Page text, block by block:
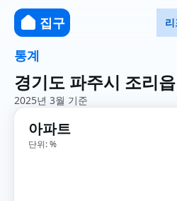
집구
통계
경기도 파주시 조리
2025년 3월 기준
아파트
단위: %